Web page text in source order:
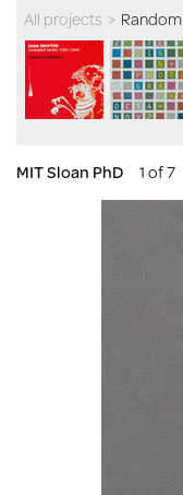
All projects > Random
MIT Sloan PhD 1 of 7